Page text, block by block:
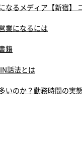
なるメディア【新宿】
業になるには
籍
話法とは
いのか？勤務時間の実態